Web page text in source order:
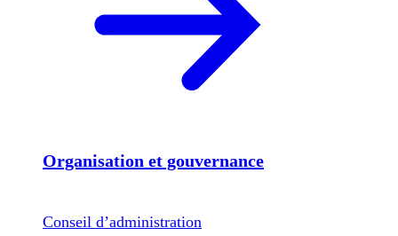
Organisation et gouvernance
Conseil d’administration